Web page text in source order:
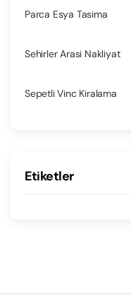
Parca Esya Tasima
Sehirler Arasi Nakliyat
Sepetli Vinc Kiralama
Etiketler